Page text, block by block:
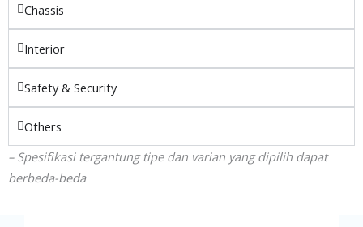
Chassis
Interior
Safety & Security
Others
– Spesifikasi tergantung tipe dan varian yang dipilih dapat
berbeda-beda